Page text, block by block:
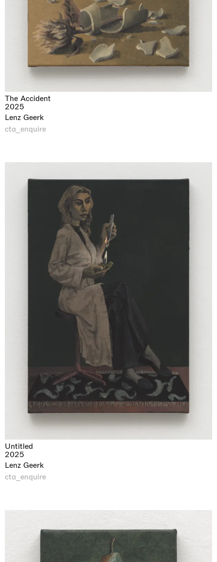
The Accident
2025
Lenz Geerk
cta_enquire
Untitled
2025
Lenz Geerk
cta_enquire